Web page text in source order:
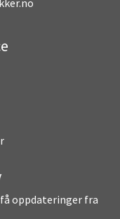
oppdateringer fra